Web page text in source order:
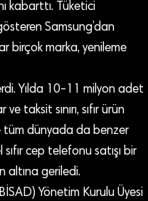
kabarttı. Tüketici
Samsung’dan
birçok marka, yenileme
Yılda 10-11 milyon adet
taksit sınırı, sıfır ürün
tüm dünyada da benzer
cep telefonu satışı bir
altına geriledi.
Yönetim Kurulu Üyesi